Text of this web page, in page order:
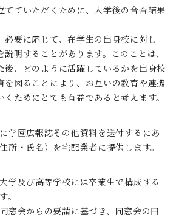
てていただくために、入学後の合否結果
必要に応じて、在学生の出身校に対し
説明することがあります。このことは、
後、どのように活躍しているかを出身校
を図ることにより、お互いの教育や連携
くためにとても有益であると考えます。
学園広報誌その他資料を送付するにあ
所・氏名）を宅配業者に提供します。
学及び高等学校には卒業生で構成する
。
窓会からの要請に基づき、同窓会の円